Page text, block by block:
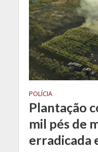
POLÍCIA
Plantação
mil pés de
erradicada